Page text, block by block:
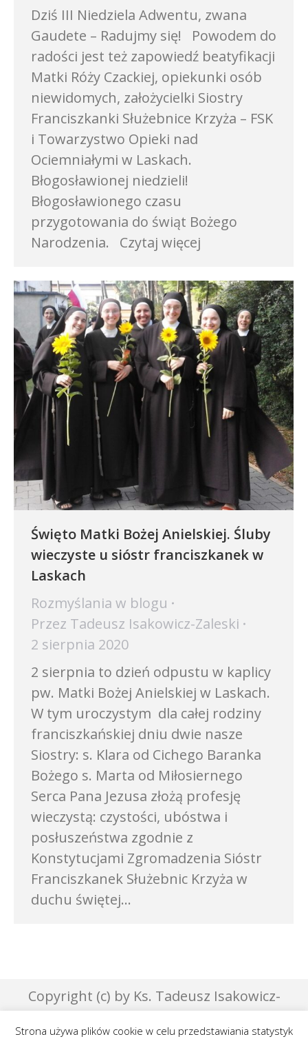
Dziś III Niedziela Adwentu, zwana
Gaudete – Radujmy się! Powodem do
radości jest też zapowiedź beatyfikacji
Matki Róży Czackiej, opiekunki osób
niewidomych, założycielki Siostry
Franciszkanki Służebnice Krzyża – FSK
i Towarzystwo Opieki nad
Ociemniałymi w Laskach.
Błogosławionej niedzieli!
Błogosławionego czasu
przygotowania do świąt Bożego
Narodzenia. Czytaj więcej
Święto Matki Bożej Anielskiej. Śluby
wieczyste u sióstr franciszkanek w
Laskach
Rozmyślania w blogu
Przez Tadeusz Isakowicz-Zaleski
2 sierpnia 2020
2 sierpnia to dzień odpustu w kaplicy
pw. Matki Bożej Anielskiej w Laskach.
W tym uroczystym dla całej rodziny
franciszkańskiej dniu dwie nasze
Siostry: s. Klara od Cichego Baranka
Bożego s. Marta od Miłosiernego
Serca Pana Jezusa złożą profesję
wieczystą: czystości, ubóstwa i
posłuszeństwa zgodnie z
Konstytucjami Zgromadzenia Sióstr
Franciszkanek Służebnic Krzyża w
duchu świętej…
Copyright (c) by Ks. Tadeusz Isakowicz-
Strona używa plików cookie w celu przedstawiania statystyk